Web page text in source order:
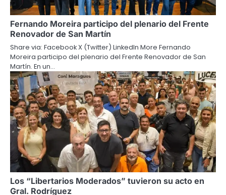
Fernando Moreira participo del plenario del Frente
Renovador de San Martín
Share via: Facebook X (Twitter) LinkedIn More Fernando
Moreira participo del plenario del Frente Renovador de San
Martín. En un…
Los “Libertarios Moderados” tuvieron su acto en
Gral. Rodríguez